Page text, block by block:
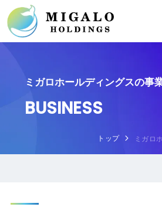
ミガロホールディングスの事
BUSINESS
トップ ミガロ